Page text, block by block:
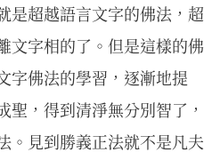
是超越語言文字的佛法，超
文字相的了。但是這樣的佛
字佛法的學習，逐漸地提
聖，得到清淨無分別智了，
。見到勝義正法就不是凡夫